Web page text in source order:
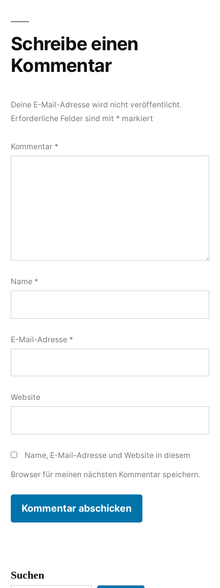
Schreibe einen
Kommentar
Deine E-Mail-Adresse wird nicht veröffentlicht.
Erforderliche Felder sind mit * markiert
Kommentar *
Name *
E-Mail-Adresse *
Website
Name, E-Mail-Adresse und Website in diesem
Browser für meinen nächsten Kommentar speichern.
Suchen